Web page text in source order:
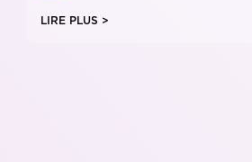
LIRE PLUS >